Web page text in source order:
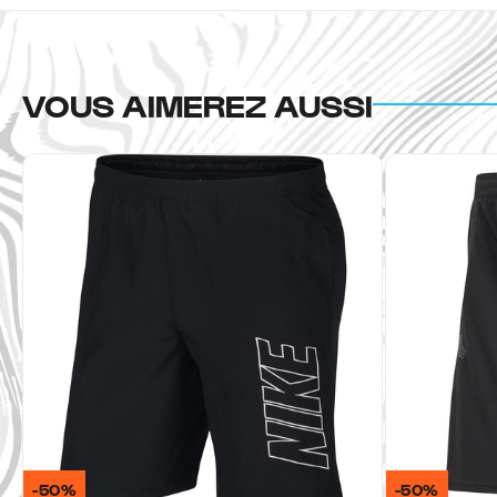
VOUS AIMEREZ AUSSI
-50% -50%